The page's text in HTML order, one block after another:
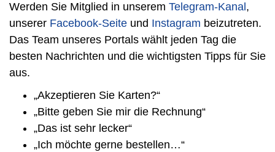
Werden Sie Mitglied in unserem Telegram-Kanal ,
unserer Facebook-Seite und Instagram beizutreten.
Das Team unseres Portals wählt jeden Tag die
besten Nachrichten und die wichtigsten Tipps für Sie
aus.
„Akzeptieren Sie Karten?“
„Bitte geben Sie mir die Rechnung“
„Das ist sehr lecker“
„Ich möchte gerne bestellen…“